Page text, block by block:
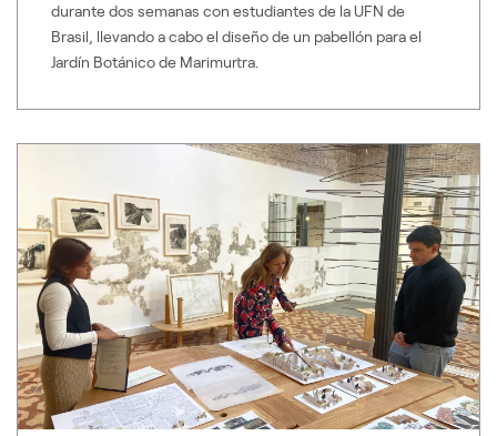
durante dos semanas con estudiantes de la UFN de
Brasil, llevando a cabo el diseño de un pabellón para el
Jardín Botánico de Marimurtra.